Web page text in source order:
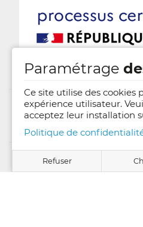
Paramétrage
Ce site utilise des cookies
expérience utilisateur.
acceptez leur installation
Politique de
Refuser
Mentions légales
Conditions générales